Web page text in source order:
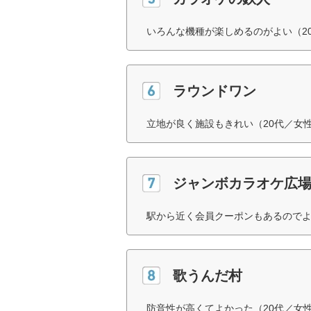
いろんな機種が楽しめるのがよい（
ラウンドワン
立地が良く施設もきれい（20代／女
ジャンボカラオケ広場
駅から近く会員クーポンもあるので
歌うんだ村
防音性が高くてよかった（20代／女